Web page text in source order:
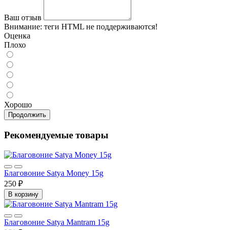
Ваш отзыв
Внимание: теги HTML не поддерживаются!
Оценка
Плохо
Хорошо
Продолжить
Рекомендуемые товары
Благовоние Satya Money 15g
250 ₽
В корзину
Благовоние Satya Mantram 15g